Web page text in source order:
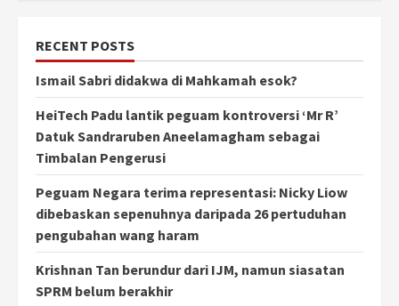
RECENT POSTS
Ismail Sabri didakwa di Mahkamah esok?
HeiTech Padu lantik peguam kontroversi ‘Mr R’
Datuk Sandraruben Aneelamagham sebagai
Timbalan Pengerusi
Peguam Negara terima representasi: Nicky Liow
dibebaskan sepenuhnya daripada 26 pertuduhan
pengubahan wang haram
Krishnan Tan berundur dari IJM, namun siasatan
SPRM belum berakhir